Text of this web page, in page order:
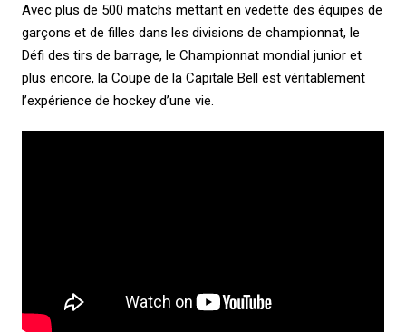
Avec plus de 500 matchs mettant en vedette des équipes de
garçons et de filles dans les divisions de championnat, le
Défi des tirs de barrage, le Championnat mondial junior et
plus encore, la Coupe de la Capitale Bell est véritablement
l’expérience de hockey d’une vie.